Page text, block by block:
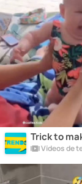
Trick to
Vídeos de